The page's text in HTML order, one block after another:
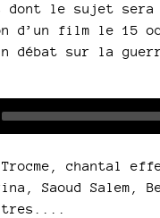
dont le sujet
d’un film le 15
débat sur la
chantal
Saoud Salem,